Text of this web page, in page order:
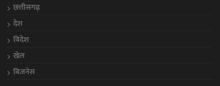
छत्तीसगढ़
देश
विदेश
खेल
बिजनेस